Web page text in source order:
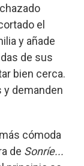
el
y añade
de sus
bien cerca.
y demanden
cómoda
de Sonríe...